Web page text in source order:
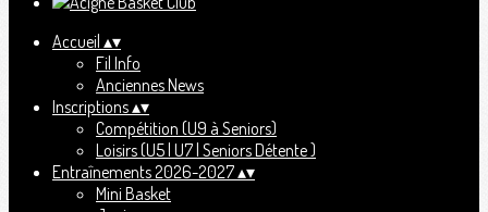
Accueil ▴▾
Fil Info
Anciennes News
Inscriptions▴▾
Compétition (U9 à Seniors)
Loisirs (U5 | U7 | Seniors Détente )
Entraînements 2026-2027▴▾
Mini Basket